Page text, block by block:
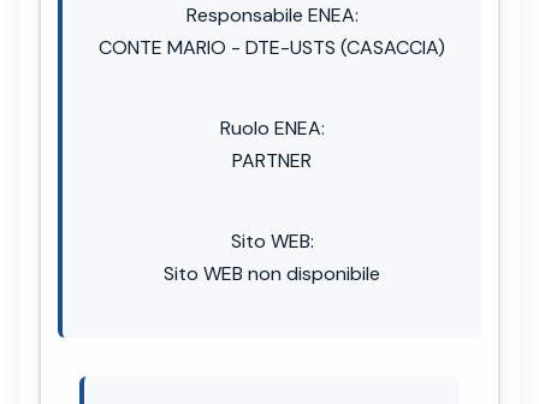
Responsabile ENEA:
CONTE MARIO - DTE-USTS (CASACCIA)
Ruolo ENEA:
PARTNER
Sito WEB:
Sito WEB non disponibile